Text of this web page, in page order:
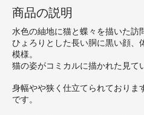
商品の説明
水色の紬地に猫と蝶々を描いた訪
ひょろりとした長い胴に黒い顔、
模様。
猫の姿がコミカルに描かれた見て
身幅やや狭く仕立てられておりま
です。